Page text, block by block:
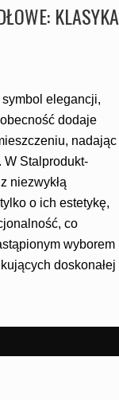
KLASYKA
symbol elegancji,
dodaje
nadając
W Stalprodukt-
niezwykłą
o ich estetykę,
co
wyborem
doskonałej